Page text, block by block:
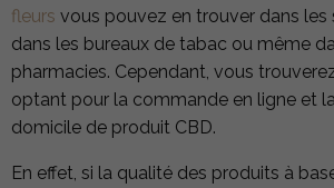
fleurs vous pouvez en trouver dans les
dans les bureaux de tabac ou même
pharmacies. Cependant, vous
optant pour la commande en ligne et
domicile de produit CBD.
En effet, si la qualité des produits à